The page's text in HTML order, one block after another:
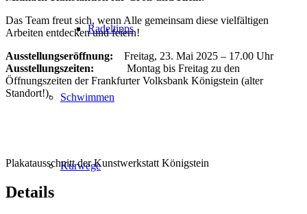
Radeltipps
Schwimmen
Kurwege
Das Team freut sich, wenn Alle gemeinsam diese vielfältigen
Arbeiten entdecken und feiern!
Ausstellungseröffnung: Freitag, 23. Mai 2025 – 17.00 Uhr
Ausstellungszeiten:
Montag bis Freitag zu den
Öffnungszeiten der Frankfurter Volksbank Königstein (alter
Standort!).
Plakatausschnitt der Kunstwerkstatt Königstein
Details